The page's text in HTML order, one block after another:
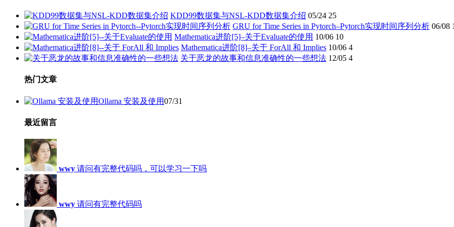
KDD99数据集与NSL-KDD数据集介绍 05/24 25
GRU for Time Series in Pytorch–Pytorch实现时间序列分析 06/08
Mathematica进阶[5]–关于Evaluate的使用 10/06 10
Mathematica进阶[8]–关于 ForAll 和 Implies 10/06 4
关于恶龙的故事和信息准确性的一些想法 12/05 4
热门文章
Ollama 安装及使用07/31
最近留言
wwy 请问有完整代码吗，可以学习一下吗
wwy 请问有完整代码吗